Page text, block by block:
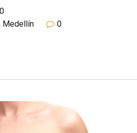
Medellín
0